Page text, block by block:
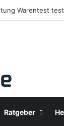
Warentest
Ratgeber